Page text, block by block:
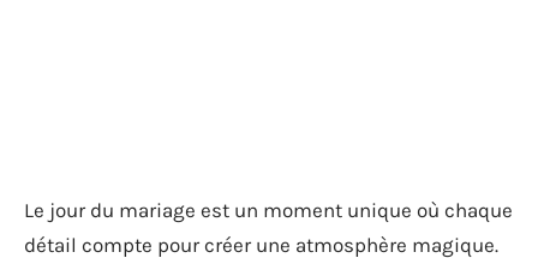
Le jour du mariage est un moment unique où chaque
détail compte pour créer une atmosphère magique.